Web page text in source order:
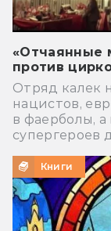
«Отчаянные
против
Отряд калек
нацистов,
в фаерболы,
супергероев
Книги